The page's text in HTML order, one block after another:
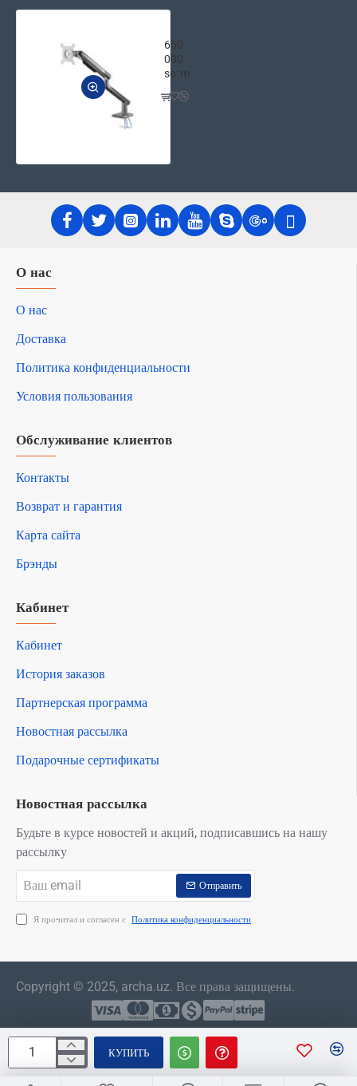
КУПИТЬ
650
000
soʻm
О нас
О нас
Доставка
Политика конфиденциальности
Условия пользования
Обслуживание клиентов
Контакты
Возврат и гарантия
Карта сайта
Брэнды
Кабинет
Кабинет
История заказов
Партнерская программа
Новостная рассылка
Подарочные сертификаты
Новостная рассылка
Будьте в курсе новостей и акций, подписавшись на нашу
рассылку
email
Отправить
Я прочитал и согласен с Политика конфиденциальности
Copyright © 2025, archa.uz. Все права защищены.